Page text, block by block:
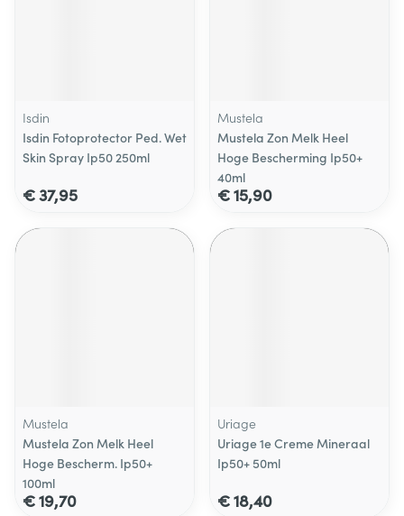
Isdin
Isdin Fotoprotector Ped. Wet
Skin Spray Ip50 250ml
€ 37,95
Mustela
Mustela Zon Melk Heel
Hoge Bescherming Ip50+
40ml
€ 15,90
Mustela
Mustela Zon Melk Heel
Hoge Bescherm. Ip50+
100ml
€ 19,70
Uriage
Uriage 1e Creme Mineraal
Ip50+ 50ml
€ 18,40